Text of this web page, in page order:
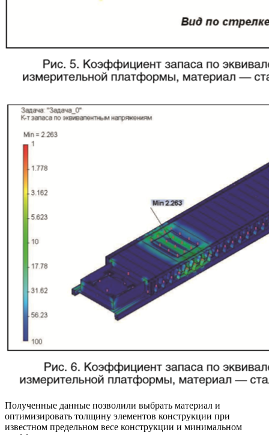
Полученные данные позволили выбрать материал и
оптимизировать толщину элементов конструкции при
известном предельном весе конструкции и минимальном